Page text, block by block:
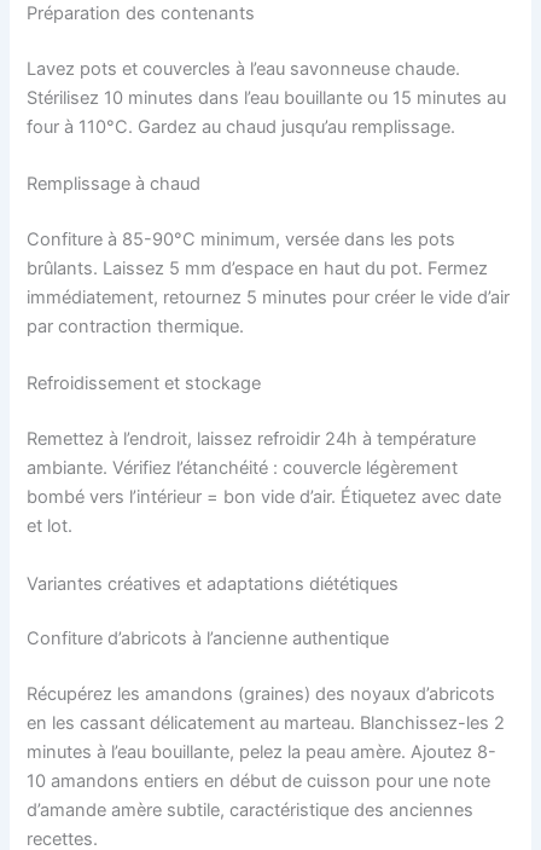
Préparation des contenants
Lavez pots et couvercles à l’eau savonneuse chaude.
Stérilisez 10 minutes dans l’eau bouillante ou 15 minutes au
four à 110°C. Gardez au chaud jusqu’au remplissage.
Remplissage à chaud
Confiture à 85-90°C minimum, versée dans les pots
brûlants. Laissez 5 mm d’espace en haut du pot. Fermez
immédiatement, retournez 5 minutes pour créer le vide d’air
par contraction thermique.
Refroidissement et stockage
Remettez à l’endroit, laissez refroidir 24h à température
ambiante. Vérifiez l’étanchéité : couvercle légèrement
bombé vers l’intérieur = bon vide d’air. Étiquetez avec date
et lot.
Variantes créatives et adaptations diététiques
Confiture d’abricots à l’ancienne authentique
Récupérez les amandons (graines) des noyaux d’abricots
en les cassant délicatement au marteau. Blanchissez-les 2
minutes à l’eau bouillante, pelez la peau amère. Ajoutez 8-
10 amandons entiers en début de cuisson pour une note
d’amande amère subtile, caractéristique des anciennes
recettes.